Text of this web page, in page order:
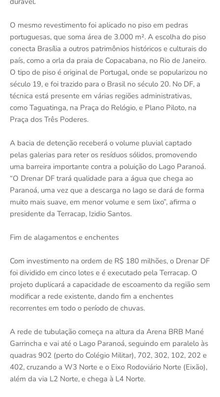
O mesmo revestimento foi aplicado no piso em pedras
portuguesas, que soma área de 3.000 m². A escolha do piso
conecta Brasília a outros patrimônios históricos e culturais do
país, como a orla da praia de Copacabana, no Rio de Janeiro.
O tipo de piso é original de Portugal, onde se popularizou no
século 19, e foi trazido para o Brasil no século 20. No DF, a
técnica está presente em várias regiões administrativas,
como Taguatinga, na Praça do Relógio, e Plano Piloto, na
Praça dos Três Poderes.
A bacia de detenção receberá o volume pluvial captado
pelas galerias para reter os resíduos sólidos, promovendo
uma barreira importante contra a poluição do Lago Paranoá.
“O Drenar DF trará qualidade para a água que chega ao
Paranoá, uma vez que a descarga no lago se dará de forma
muito mais suave, em menor volume e sem lixo”, afirma o
presidente da Terracap, Izidio Santos.
Fim de alagamentos e enchentes
Com investimento na ordem de R$ 180 milhões, o Drenar DF
foi dividido em cinco lotes e é executado pela Terracap. O
projeto duplicará a capacidade de escoamento da região sem
modificar a rede existente, dando fim a enchentes
recorrentes em todo o período de chuvas.
A rede de tubulação começa na altura da Arena BRB Mané
Garrincha e vai até o Lago Paranoá, seguindo em paralelo às
quadras 902 (perto do Colégio Militar), 702, 302, 102, 202 e
402, cruzando a W3 Norte e o Eixo Rodoviário Norte (Eixão),
além da via L2 Norte, e chega à L4 Norte.